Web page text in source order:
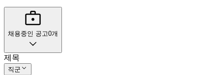
채용중인 공고0개
제목
직군